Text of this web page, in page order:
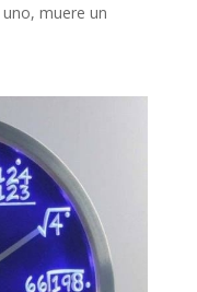
muere un